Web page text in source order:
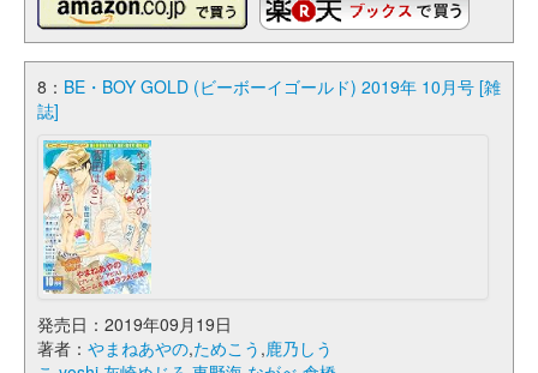
8： BE・BOY GOLD (ビーボーイゴールド) 2019年 10月号 [雑
誌]
発売日：2019年09月19日
著者： やまねあやの,ためこう ,鹿乃しう